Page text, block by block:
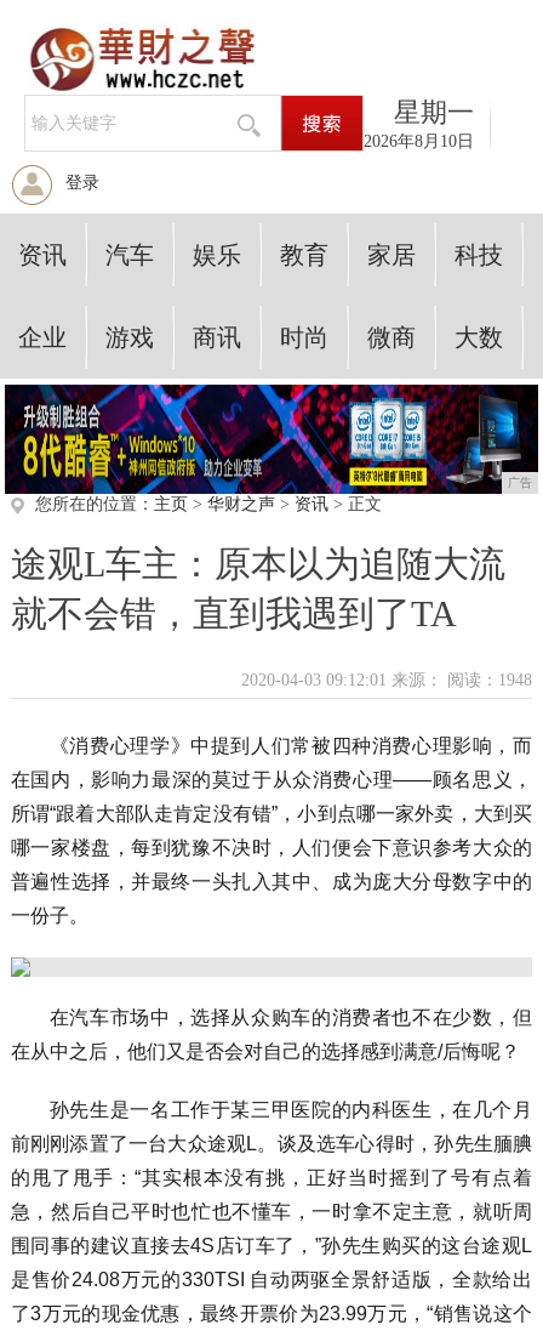
星期一
2026年8月10日
登录
资讯 汽车 娱乐 教育 家居 科技
企业 游戏 商讯 时尚 微商 大数
广告
您所在的位置： 主页 > 华财之声> 资讯> 正文
途观L车主：原本以为追随大流
就不会错，直到我遇到了TA
2020-04-03 09:12:01 来源： 阅读：1948
《消费心理学》中提到人们常被四种消费心理影响，而
在国内，影响力最深的莫过于从众消费心理——顾名思义，
所谓“跟着大部队走肯定没有错”，小到点哪一家外卖，大到买
哪一家楼盘，每到犹豫不决时，人们便会下意识参考大众的
普遍性选择，并最终一头扎入其中、成为庞大分母数字中的
一份子。
在汽车市场中，选择从众购车的消费者也不在少数，但
在从中之后，他们又是否会对自己的选择感到满意/后悔呢？
孙先生是一名工作于某三甲医院的内科医生，在几个月
前刚刚添置了一台大众途观L。谈及选车心得时，孙先生腼腆
的甩了甩手：“其实根本没有挑，正好当时摇到了号有点着
急，然后自己平时也忙也不懂车，一时拿不定主意，就听周
围同事的建议直接去4S店订车了，”孙先生购买的这台途观L
是售价24.08万元的330TSI 自动两驱全景舒适版，全款给出
了3万元的现金优惠，最终开票价为23.99万元，“销售说这个